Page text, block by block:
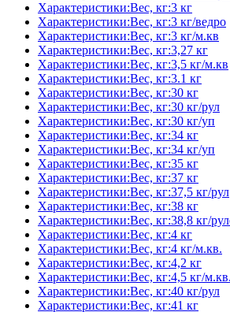
Характеристики:Вес, кг:3 кг
Характеристики:Вес, кг:3 кг/ведро
Характеристики:Вес, кг:3 кг/м.кв
Характеристики:Вес, кг:3,27 кг
Характеристики:Вес, кг:3,5 кг/м.кв
Характеристики:Вес, кг:3.1 кг
Характеристики:Вес, кг:30 кг
Характеристики:Вес, кг:30 кг/рул
Характеристики:Вес, кг:30 кг/уп
Характеристики:Вес, кг:34 кг
Характеристики:Вес, кг:34 кг/уп
Характеристики:Вес, кг:35 кг
Характеристики:Вес, кг:37 кг
Характеристики:Вес, кг:37,5 кг/рул
Характеристики:Вес, кг:38 кг
Характеристики:Вес, кг:38,8 кг/
Характеристики:Вес, кг:4 кг
Характеристики:Вес, кг:4 кг/м.кв.
Характеристики:Вес, кг:4,2 кг
Характеристики:Вес, кг:4,5 кг/м.кв.
Характеристики:Вес, кг:40 кг/рул
Характеристики:Вес, кг:41 кг